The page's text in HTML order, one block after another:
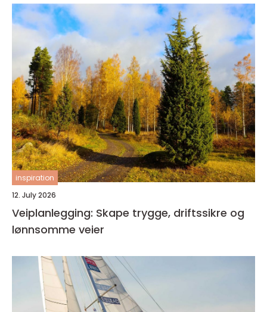
inspiration
12. July 2026
Veiplanlegging: Skape trygge, driftssikre og
lønnsomme veier